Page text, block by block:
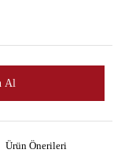
Al
Ürün Önerileri